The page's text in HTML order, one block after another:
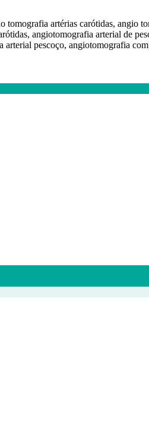
tomografia artérias carótidas, angio
angiotomografia arterial de
pescoço, angiotomografia